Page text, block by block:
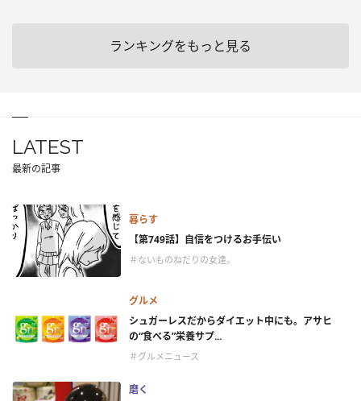
ランキングをもっと見る
LATEST
最新の記事
暮らす
【第749話】自信をつけるお手伝い
＃ないものねだりの女達。
グルメ
シュガーレスだからダイエット中にも。アサヒ
の“食べる”栄養サプ...
＃グルメニュース
磨く